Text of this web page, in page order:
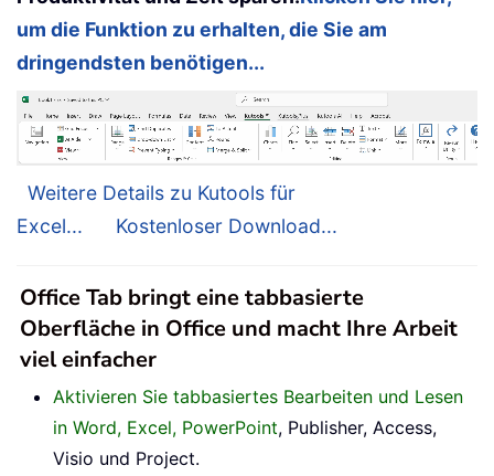
um die Funktion zu erhalten, die Sie am
dringendsten benötigen...
Weitere Details zu Kutools für
Excel...
Kostenloser Download...
Office Tab bringt eine tabbasierte
Oberfläche in Office und macht Ihre Arbeit
viel einfacher
Aktivieren Sie tabbasiertes Bearbeiten und Lesen
in Word, Excel, PowerPoint, Publisher, Access,
Visio und Project.